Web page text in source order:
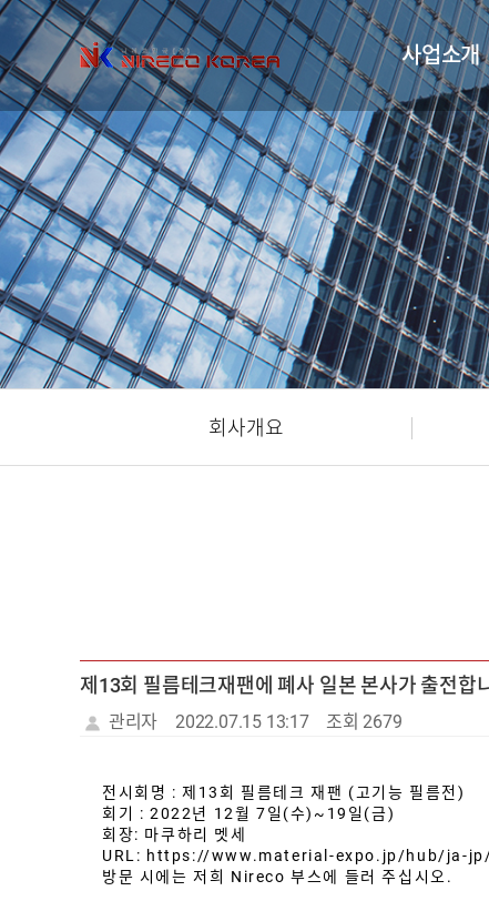
사업소개
회사개요
제13회 필름테크재팬에 폐사 일본 본사가 출전
관리자 2022.07.15 13:17 조회 2679
전시회명 : 제13회 필름테크 재팬 (고기능 필름전)
회기 : 2022년 12월 7일(수)~19일(금)
회장: 마쿠하리 멧세
URL: https://www.material-expo.jp/hub/ja-
방문 시에는 저희 Nireco 부스에 들러 주십시오.